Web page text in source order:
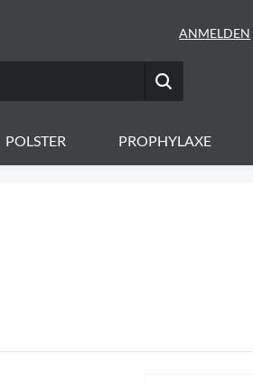
ANMELDEN
POLSTER PROPHYLAXE